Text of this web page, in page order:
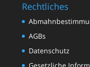
Rechtliches
AGBs
Datenschutz